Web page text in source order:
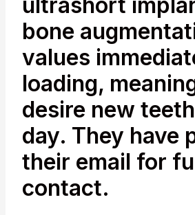
bone
values
loading,
desire new
day. They have
their email for
contact.